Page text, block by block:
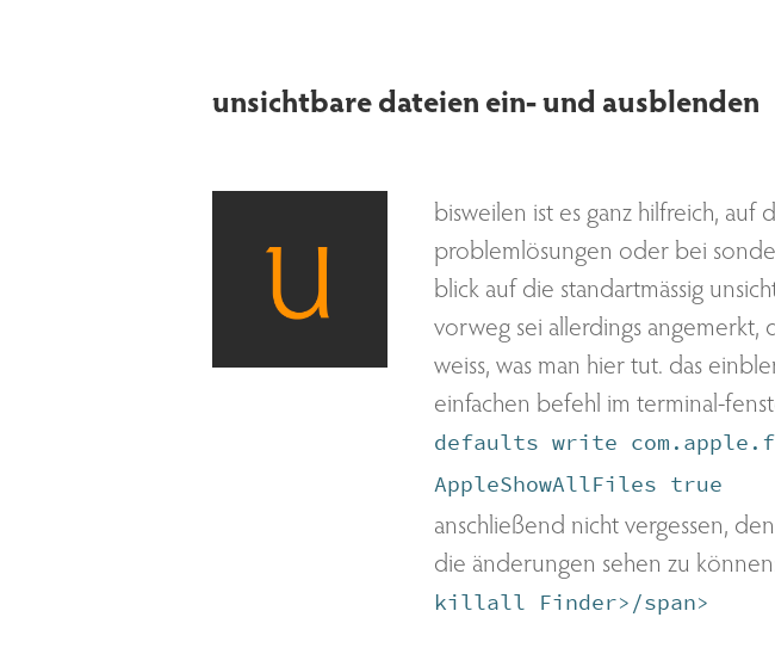
unsichtbare dateien ein- und ausblenden
bisweilen ist es ganz hilfreich, auf
problemlösungen oder bei
blick auf die standartmässig
vorweg sei allerdings angemerkt,
weiss, was man hier tut. das
einfachen befehl im terminal-
defaults write
AppleShowAllFiles true
anschließend nicht vergessen,
die änderungen sehen zu
killall Finder>/span>